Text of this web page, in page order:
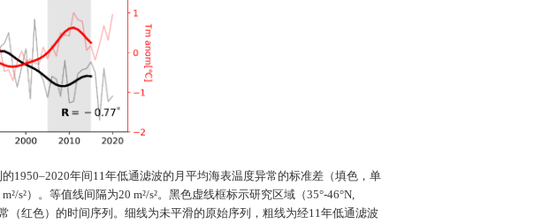
1950–2020年间11年低通滤波的月平均海表温度异常的标准差（填色，单
m²/s²）。等值线间隔为20 m²/s²。黑色虚线框标示研究区域（35°-46°N,
（红色）的时间序列。细线为未平滑的原始序列，粗线为经11年低通滤波